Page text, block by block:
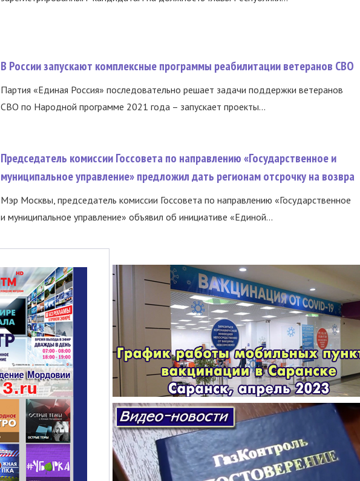
В России запускают комплексные программы реабилитации ветеранов СВО
Партия «Единая Россия» последовательно решает задачи поддержки ветеранов
СВО по Народной программе 2021 года – запускает проекты...
Председатель комиссии Госсовета по направлению «Государственное и
муниципальное управление» предложил дать регионам отсрочку на возвра
Мэр Москвы, председатель комиссии Госсовета по направлению «Государственное
и муниципальное управление» объявил об инициативе «Единой...